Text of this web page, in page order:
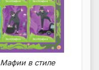
в стиле